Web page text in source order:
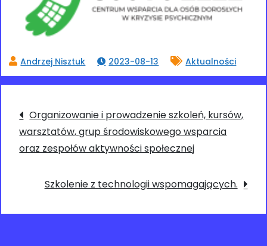
2023-08-13 Aktualności
Nawigacja
wpisu
Organizowanie i prowadzenie szkoleń, kursów,
warsztatów, grup środowiskowego wsparcia
oraz zespołów aktywności społecznej
Szkolenie z technologii wspomagających.